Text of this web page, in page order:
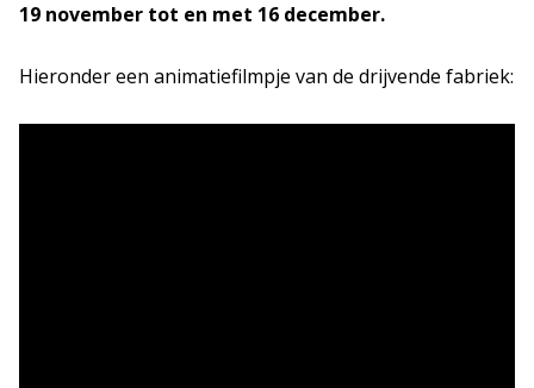
19 november tot en met 16 december.
Hieronder een animatiefilmpje van de drijvende fabriek: